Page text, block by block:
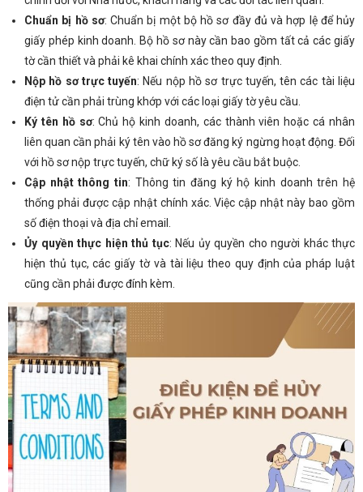
Chuẩn bị hồ sơ: Chuẩn bị một bộ hồ sơ đầy đủ và hợp lệ để hủy
giấy phép kinh doanh. Bộ hồ sơ này cần bao gồm tất cả các giấy
tờ cần thiết và phải kê khai chính xác theo quy định.
Nộp hồ sơ trực tuyến: Nếu nộp hồ sơ trực tuyến, tên các tài liệu
điện tử cần phải trùng khớp với các loại giấy tờ yêu cầu.
Ký tên hồ sơ: Chủ hộ kinh doanh, các thành viên hoặc cá nhân
liên quan cần phải ký tên vào hồ sơ đăng ký ngừng hoạt động. Đối
với hồ sơ nộp trực tuyến, chữ ký số là yêu cầu bắt buộc.
Cập nhật thông tin: Thông tin đăng ký hộ kinh doanh trên hệ
thống phải được cập nhật chính xác. Việc cập nhật này bao gồm
số điện thoại và địa chỉ email.
Ủy quyền thực hiện thủ tục: Nếu ủy quyền cho người khác thực
hiện thủ tục, các giấy tờ và tài liệu theo quy định của pháp luật
cũng cần phải được đính kèm.